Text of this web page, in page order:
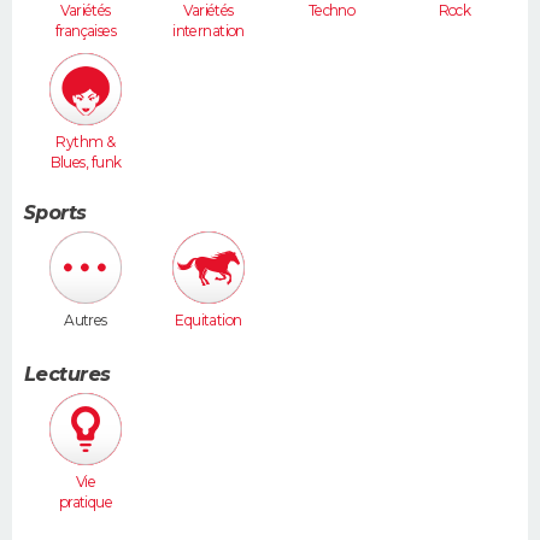
Variétés
françaises
Variétés
internation
Techno Rock
Rythm &
Blues, funk
Sports
Autres Equitation
Lectures
Vie
pratique